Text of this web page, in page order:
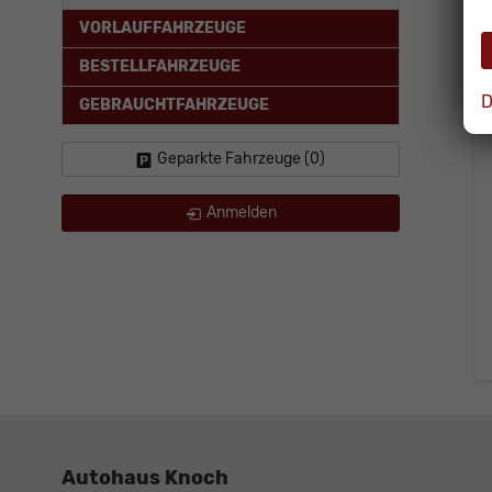
VORLAUFFAHRZEUGE
BESTELLFAHRZEUGE
GEBRAUCHTFAHRZEUGE
Geparkte Fahrzeuge (0)
Anmelden
Autohaus Knoch